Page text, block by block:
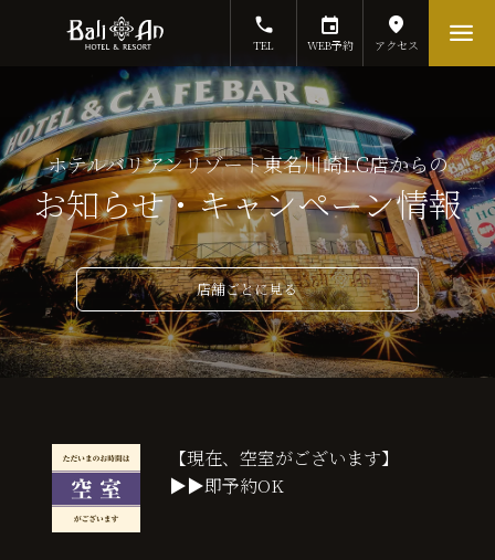
TEL WEB予約 アクセス
ホテルバリアンリゾート東名川崎I.C店からの
お知らせ・キャンペーン情報
店舗ごとに見る
【現在、空室がございます】
▶▶即予約OK